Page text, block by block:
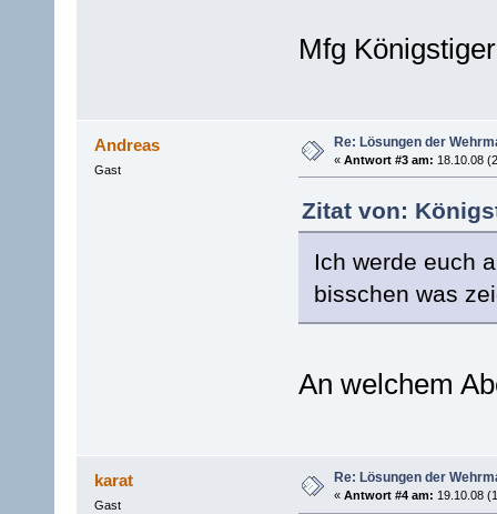
Mfg Königstiger
Andreas
Gast
Re: Lösungen der
« Antwort #3 am: 18.10.08
Zitat von:
Ich werde euch
bisschen was
An welchem
karat
Gast
Re: Lösungen der
« Antwort #4 am: 19.10.08